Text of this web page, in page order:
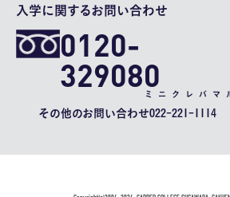
入学に関するお問い合わせ
0120-
329080
ミニクレバマ
その他のお問い合わせ022-221-1114